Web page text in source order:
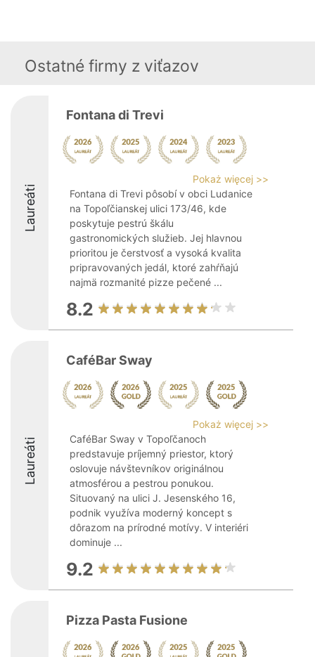
Ostatné firmy z viťazov
Laureáti
Fontana di Trevi
Pokaż więcej >>
Fontana di Trevi pôsobí v obci Ludanice
na Topoľčianskej ulici 173/46, kde
poskytuje pestrú škálu
gastronomických služieb. Jej hlavnou
prioritou je čerstvosť a vysoká kvalita
pripravovaných jedál, ktoré zahŕňajú
najmä rozmanité pizze pečené ...
8.2
Laureáti
CaféBar Sway
Pokaż więcej >>
CaféBar Sway v Topoľčanoch
predstavuje príjemný priestor, ktorý
oslovuje návštevníkov originálnou
atmosférou a pestrou ponukou.
Situovaný na ulici J. Jesenského 16,
podnik využíva moderný koncept s
dôrazom na prírodné motívy. V interiéri
dominuje ...
9.2
Pizza Pasta Fusione